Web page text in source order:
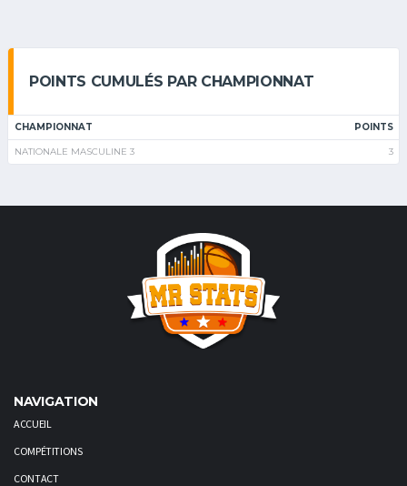
POINTS CUMULÉS PAR CHAMPIONNAT
CHAMPIONNAT POINTS
NATIONALE MASCULINE 3 3
NAVIGATION
ACCUEIL
COMPÉTITIONS
CONTACT